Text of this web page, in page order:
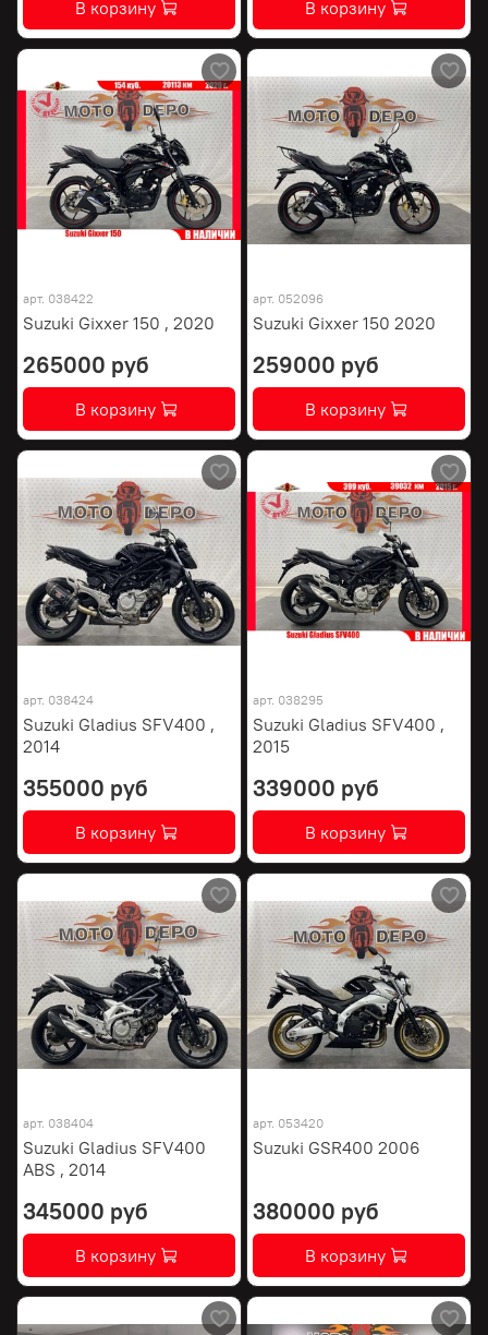
В корзину В корзину
арт. 038422
Suzuki Gixxer 150 , 2020
265000 руб
В корзину
арт. 052096
Suzuki Gixxer 150 2020
259000 руб
В корзину
арт. 038424
Suzuki Gladius SFV400 ,
2014
355000 руб
В корзину
арт. 038295
Suzuki Gladius SFV400 ,
2015
339000 руб
В корзину
арт. 038404
Suzuki Gladius SFV400
ABS , 2014
345000 руб
В корзину
арт. 053420
Suzuki GSR400 2006
380000 руб
В корзину